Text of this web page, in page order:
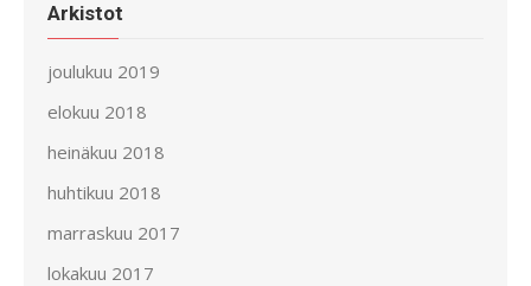
Arkistot
joulukuu 2019
elokuu 2018
heinäkuu 2018
huhtikuu 2018
marraskuu 2017
lokakuu 2017